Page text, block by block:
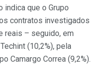
indica que o Grupo
contratos investigados
reais – seguido, em
(10,2%), pela
Camargo Correa (9,2%).